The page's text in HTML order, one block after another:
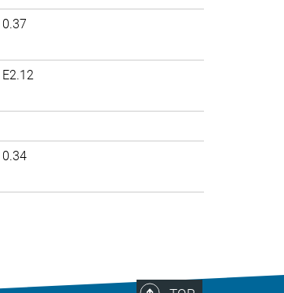
0.37
E2.12
0.34